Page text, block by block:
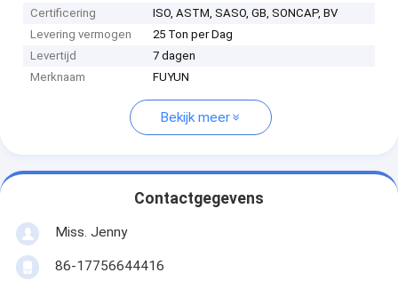
Certificering
ISO, ASTM, SASO, GB, SONCAP, BV
Levering vermogen
25 Ton per Dag
Levertijd
7 dagen
Merknaam
FUYUN
Bekijk meer
Contactgegevens
Miss. Jenny
86-17756644416